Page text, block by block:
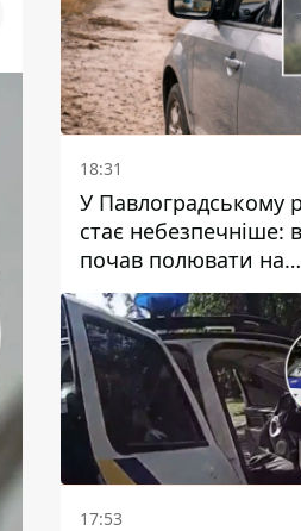
18:31
У Павлоградському
стає небезпечніше:
почав полювати на
цивільний та
транспорти
17:53